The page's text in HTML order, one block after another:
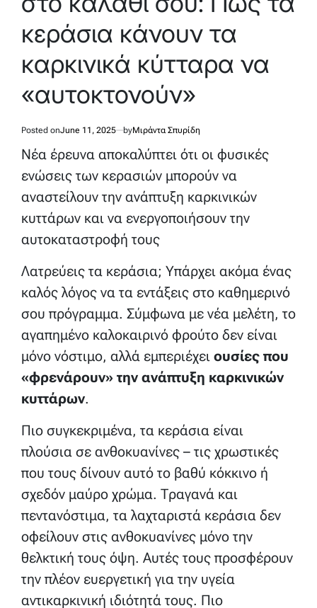
κεράσια κάνουν τα
καρκινικά κύτταρα να
«αυτοκτονούν»
Posted onJune 11, 2025 byΜιράντα Σπυρίδη
Νέα έρευνα αποκαλύπτει ότι οι φυσικές
ενώσεις των κερασιών μπορούν να
αναστείλουν την ανάπτυξη καρκινικών
κυττάρων και να ενεργοποιήσουν την
αυτοκαταστροφή τους
Λατρεύεις τα κεράσια; Υπάρχει ακόμα ένας
καλός λόγος να τα εντάξεις στο καθημερινό
σου πρόγραμμα. Σύμφωνα με νέα μελέτη, το
αγαπημένο καλοκαιρινό φρούτο δεν είναι
μόνο νόστιμο, αλλά εμπεριέχει ουσίες που
«φρενάρουν» την ανάπτυξη καρκινικών
κυττάρων.
Πιο συγκεκριμένα, τα κεράσια είναι
πλούσια σε ανθοκυανίνες – τις χρωστικές
που τους δίνουν αυτό το βαθύ κόκκινο ή
σχεδόν μαύρο χρώμα. Τραγανά και
πεντανόστιμα, τα λαχταριστά κεράσια δεν
οφείλουν στις ανθοκυανίνες μόνο την
θελκτική τους όψη. Αυτές τους προσφέρουν
την πλέον ευεργετική για την υγεία
αντικαρκινική ιδιότητά τους. Πιο